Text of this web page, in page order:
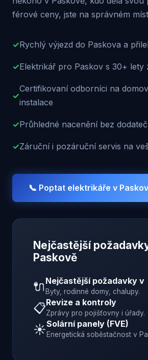
férové ceny, jste na správném
✓Rychlý výjezd do Paskova a
✓Elektrikář pro Paskov s 30+ lety
✓
Certifikovaní odborníci na
instalace
✓Průhledné nacenění bez
✓Záruční i pozáruční servis na
📞 Poptat elektrikáře v
Nejčastější
Paskově
🔌 Nejčastější požadavky v
Byty, rodinné domy, chalupy.
📋Revize a kontroly
Zprávy pro pojišťovny i úřady.
☀️Solární panely (FVE)
Energetická soběstačnost v